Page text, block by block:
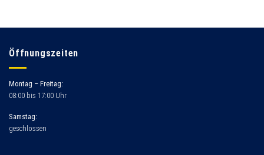
Öffnungszeiten
Montag – Freitag:
08:00 bis 17:00 Uhr
Samstag:
geschlossen